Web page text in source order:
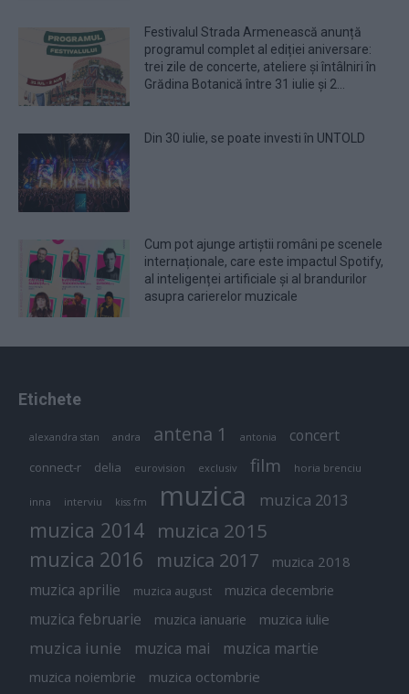
Festivalul Strada Armenească anunță
programul complet al ediției aniversare:
trei zile de concerte, ateliere și întâlniri în
Grădina Botanică între 31 iulie și 2...
Din 30 iulie, se poate investi în UNTOLD
Cum pot ajunge artiștii români pe scenele
internaționale, care este impactul Spotify,
al inteligenței artificiale și al brandurilor
asupra carierelor muzicale
Etichete
alexandra stan andra antena 1 antonia concert
connect-r delia eurovision exclusiv film horia brenciu
inna interviu kiss fm muzica muzica 2013
muzica 2014 muzica 2015
muzica 2016 muzica 2017 muzica 2018
muzica aprilie muzica august muzica decembrie
muzica februarie muzica ianuarie muzica iulie
muzica iunie muzica mai muzica martie
muzica noiembrie muzica octombrie